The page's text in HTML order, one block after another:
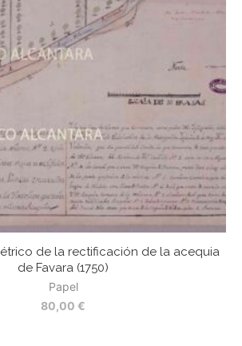
de la rectificación de la acequia
de Favara (1750)
Papel
80,00 €